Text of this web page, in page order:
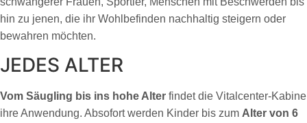
hin zu jenen, die ihr Wohlbefinden nachhaltig steigern oder
bewahren möchten.
JEDES ALTER
Vom Säugling bis ins hohe Alter findet die Vitalcenter-Kabine
ihre Anwendung. Absofort werden Kinder bis zum Alter von 6